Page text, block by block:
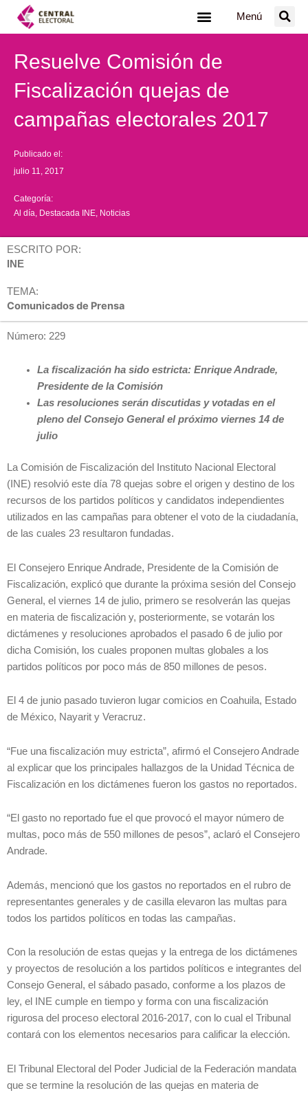
Menú
Resuelve Comisión de
Fiscalización quejas de
campañas electorales 2017
Publicado el:
julio 11, 2017
Categoría:
Al día Destacada INE Noticias
ESCRITO POR:
INE
TEMA:
Comunicados de Prensa
Número: 229
La fiscalización ha sido estricta: Enrique Andrade,
Presidente de la Comisión
Las resoluciones serán discutidas y votadas en el
pleno del Consejo General el próximo viernes 14 de
julio
La Comisión de Fiscalización del Instituto Nacional Electoral
(INE) resolvió este día 78 quejas sobre el origen y destino de los
recursos de los partidos políticos y candidatos independientes
utilizados en las campañas para obtener el voto de la ciudadanía,
de las cuales 23 resultaron fundadas.
El Consejero Enrique Andrade, Presidente de la Comisión de
Fiscalización, explicó que durante la próxima sesión del Consejo
General, el viernes 14 de julio, primero se resolverán las quejas
en materia de fiscalización y, posteriormente, se votarán los
dictámenes y resoluciones aprobados el pasado 6 de julio por
dicha Comisión, los cuales proponen multas globales a los
partidos políticos por poco más de 850 millones de pesos.
El 4 de junio pasado tuvieron lugar comicios en Coahuila, Estado
de México, Nayarit y Veracruz.
“Fue una fiscalización muy estricta”, afirmó el Consejero Andrade
al explicar que los principales hallazgos de la Unidad Técnica de
Fiscalización en los dictámenes fueron los gastos no reportados.
“El gasto no reportado fue el que provocó el mayor número de
multas, poco más de 550 millones de pesos”, aclaró el Consejero
Andrade.
Además, mencionó que los gastos no reportados en el rubro de
representantes generales y de casilla elevaron las multas para
todos los partidos políticos en todas las campañas.
Con la resolución de estas quejas y la entrega de los dictámenes
y proyectos de resolución a los partidos políticos e integrantes del
Consejo General, el sábado pasado, conforme a los plazos de
ley, el INE cumple en tiempo y forma con una fiscalización
rigurosa del proceso electoral 2016-2017, con lo cual el Tribunal
contará con los elementos necesarios para calificar la elección.
El Tribunal Electoral del Poder Judicial de la Federación mandata
que se termine la resolución de las quejas en materia de